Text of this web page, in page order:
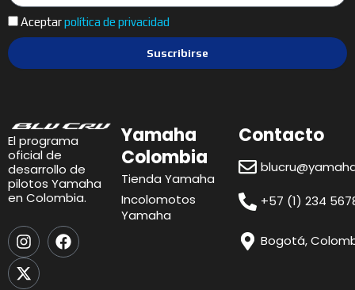
Aceptarpolítica de privacidad
Suscribirse
El programa
oficial de
desarrollo de
pilotos Yamaha
en Colombia.
I
n
s
t
F
a
X
-
t
w
Yamaha
Colombia
Tienda Yamaha
Incolomotos
Yamaha
Contacto
+57 (1) 234
Bogotá,